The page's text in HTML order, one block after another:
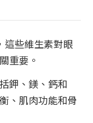
這些維生素對眼
重要。
鉀、鎂、鈣和
、肌肉功能和骨